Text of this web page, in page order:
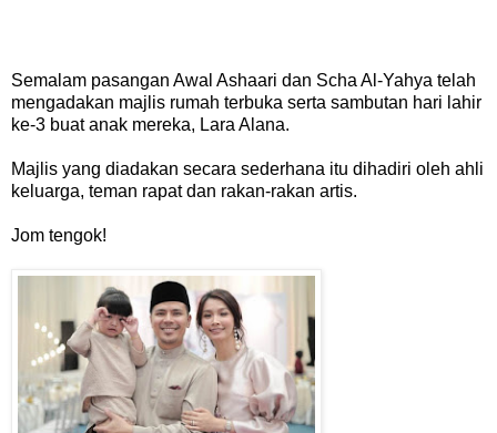
Semalam pasangan Awal Ashaari dan Scha Al-Yahya telah
mengadakan majlis rumah terbuka serta sambutan hari lahir
ke-3 buat anak mereka, Lara Alana.
Majlis yang diadakan secara sederhana itu dihadiri oleh ahli
keluarga, teman rapat dan rakan-rakan artis.
Jom tengok!